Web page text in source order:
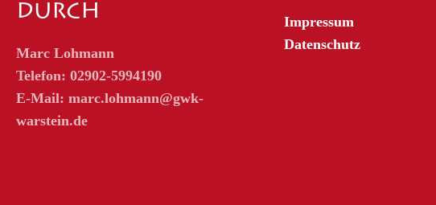
durch
Marc Lohmann
Telefon: 02902-5994190
E-Mail: marc.lohmann@gwk-
warstein.de
Impressum
Datenschutz